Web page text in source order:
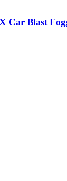
Car Blast